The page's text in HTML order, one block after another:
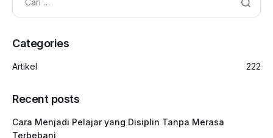
Categories
Artikel 222
Recent posts
Cara Menjadi Pelajar yang Disiplin Tanpa Merasa
Terbebani